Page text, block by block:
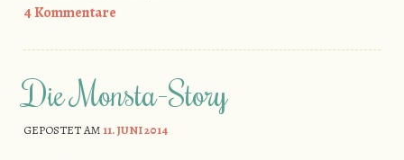
4 Kommentare
Die Monsta-Story
GEPOSTET AM11. JUNI 2014